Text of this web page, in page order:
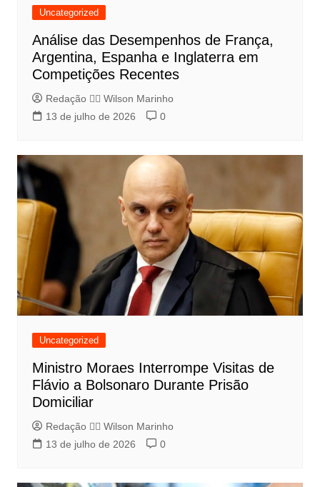
Uncategorized
Análise das Desempenhos de França,
Argentina, Espanha e Inglaterra em
Competições Recentes
Redação 👨‍⚖️​ Wilson Marinho
13 de julho de 2026
0
Uncategorized
Ministro Moraes Interrompe Visitas de
Flávio a Bolsonaro Durante Prisão
Domiciliar
Redação 👨‍⚖️​ Wilson Marinho
13 de julho de 2026
0